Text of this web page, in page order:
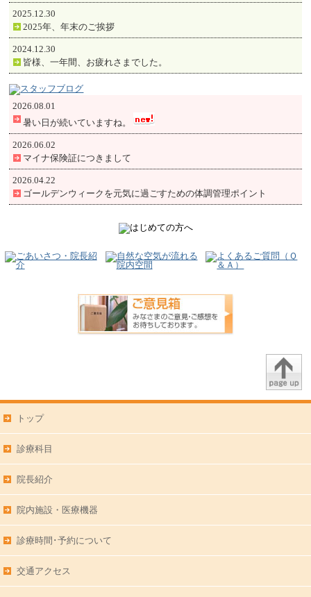
2025.12.30
2025年、年末のご挨拶
2024.12.30
皆様、一年間、お疲れさまでした。
2026.08.01
暑い日が続いていますね。
2026.06.02
マイナ保険証につきまして
2026.04.22
ゴールデンウィークを元気に過ごすための体調管理ポイント
トップ
診療科目
院長紹介
院内施設・医療機器
診療時間･予約について
交通アクセス